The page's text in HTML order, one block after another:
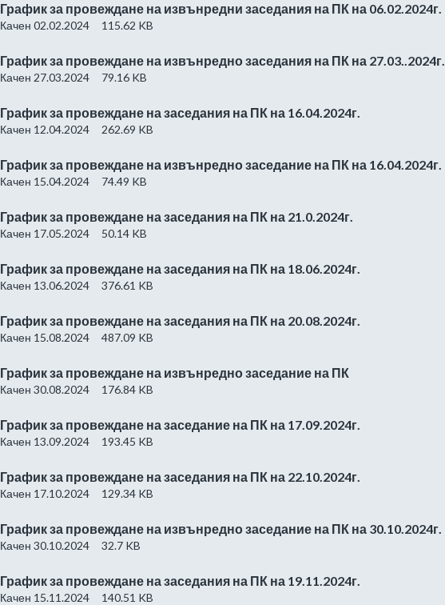
График за провеждане на извънредни заседания на ПК на 06.02.2024г.
Качен 02.02.2024 115.62 KB
График за провеждане на извънредно заседания на ПК на 27.03..2024г.
Качен 27.03.2024 79.16 KB
График за провеждане на заседания на ПК на 16.04.2024г.
Качен 12.04.2024 262.69 KB
График за провеждане на извънредно заседание на ПК на 16.04.2024г.
Качен 15.04.2024 74.49 KB
График за провеждане на заседания на ПК на 21.0.2024г.
Качен 17.05.2024 50.14 KB
График за провеждане на заседания на ПК на 18.06.2024г.
Качен 13.06.2024 376.61 KB
График за провеждане на заседания на ПК на 20.08.2024г.
Качен 15.08.2024 487.09 KB
График за провеждане на извънредно заседание на ПК
Качен 30.08.2024 176.84 KB
График за провеждане на заседание на ПК на 17.09.2024г.
Качен 13.09.2024 193.45 KB
График за провеждане на заседания на ПК на 22.10.2024г.
Качен 17.10.2024 129.34 KB
График за провеждане на извънредно заседание на ПК на 30.10.2024г.
Качен 30.10.2024 32.7 KB
График за провеждане на заседания на ПК на 19.11.2024г.
Качен 15.11.2024 140.51 KB